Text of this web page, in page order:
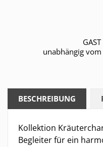
unabhängig
BESCHREIBUNG
Kollektion
Begleiter für ein